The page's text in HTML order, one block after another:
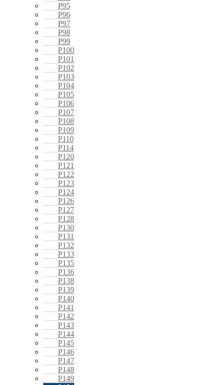
P95
P96
P97
P98
P99
P100
P101
P102
P103
P104
P105
P106
P107
P108
P109
P110
P114
P120
P121
P122
P123
P124
P126
P127
P128
P130
P131
P132
P133
P135
P136
P138
P139
P140
P141
P142
P143
P144
P145
P146
P147
P148
P149